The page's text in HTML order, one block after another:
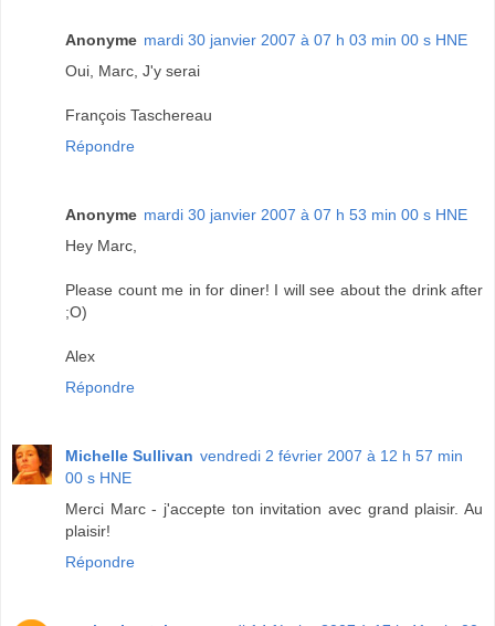
Anonyme mardi 30 janvier 2007 à 07 h 03 min 00 s HNE
Oui, Marc, J'y serai
François Taschereau
Répondre
Anonyme mardi 30 janvier 2007 à 07 h 53 min 00 s HNE
Hey Marc,
Please count me in for diner! I will see about the drink after
;O)
Alex
Répondre
Michelle Sullivan vendredi 2 février 2007 à 12 h 57 min
00 s HNE
Merci Marc - j'accepte ton invitation avec grand plaisir. Au
plaisir!
Répondre